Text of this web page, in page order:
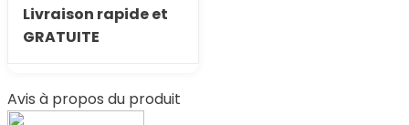
Livraison rapide et
GRATUITE
Avis à propos du produit